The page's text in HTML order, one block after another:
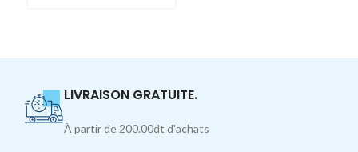
LIVRAISON GRATUITE.
À partir de 200.00dt d'achats